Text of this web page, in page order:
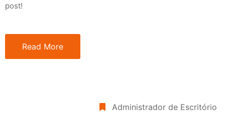
post!
Read More
Administrador de Escritório